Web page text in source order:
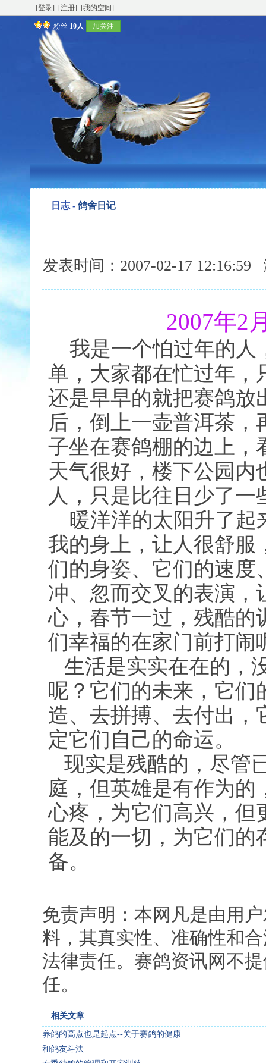
[登录] [注册] [我的空间]
粉丝 10人 加关注
日志 - 鸽舍日记
发表时间：2007-02-17
2007年2
我是一个怕过年的人
单，大家都在忙过年，
还是早早的就把赛鸽放
后，倒上一壶普洱茶
子坐在赛鸽棚的边上，
天气很好，楼下公园内
人，只是比往日少了一
暖洋洋的太阳升了起
我的身上，让人很舒服
们的身姿、它们的速度
冲、忽而交叉的表演，
心，春节一过，残酷的
们幸福的在家门前打闹
生活是实实在在的，
呢？它们的未来，它们
造、去拼搏、去付出，
定它们自己的命运。
现实是残酷的，尽管
庭，但英雄是有作为
心疼，为它们高兴，但
能及的一切，为它们的
备。
免责声明：本网凡是由用
料，其真实性、准确性和
法律责任。赛鸽资讯网不
任。
相关文章
养鸽的高点也是起点--关于赛鸽的健康
和鸽友斗法